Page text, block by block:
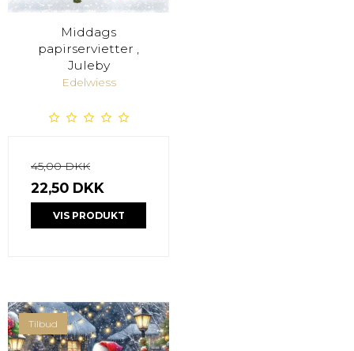
Middags
papirservietter ,
Juleby
Edelwiess
45,00 DKK
22,50 DKK
VIS PRODUKT
Tilbud